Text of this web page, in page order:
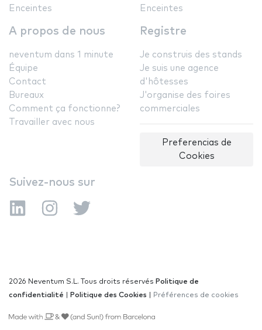
Enceintes
Enceintes
A propos de nous
neventum dans 1 minute
Équipe
Contact
Bureaux
Comment ça fonctionne?
Travailler avec nous
Registre
Je construis des stands
Je suis une agence
d'hôtesses
J'organise des foires
commerciales
Preferencias de
Cookies
Suivez-nous sur
2026 Neventum S.L. Tous droits réservés Politique de
confidentialité
Politique des Cookies Préférences de cookies